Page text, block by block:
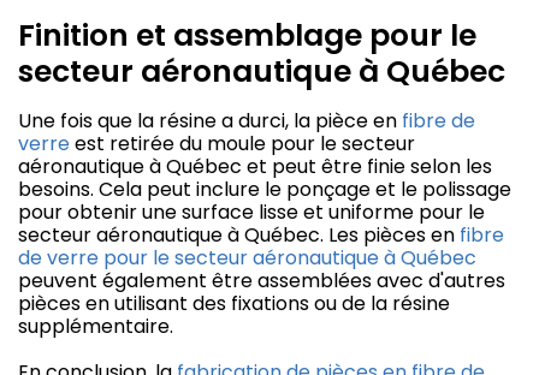
Finition et assemblage pour le
secteur aéronautique à Québec
Une fois que la résine a durci, la pièce en fibre de
verreest retirée du moule pour le secteur
aéronautique à Québec et peut être finie selon les
besoins. Cela peut inclure le ponçage et le polissage
pour obtenir une surface lisse et uniforme pour le
secteur aéronautique à Québec. Les pièces en fibre
de verre pour le secteur aéronautique à Québec
peuvent également être assemblées avec d'autres
pièces en utilisant des fixations ou de la résine
supplémentaire.